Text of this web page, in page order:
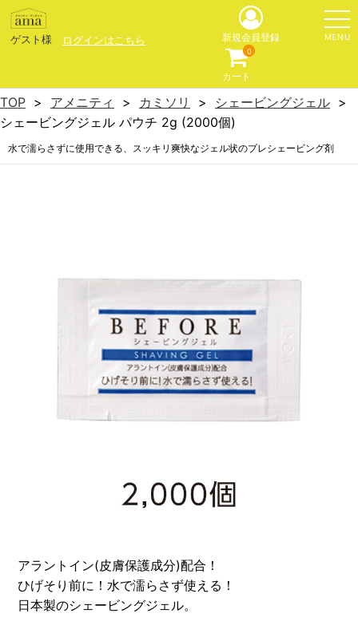
ゲスト様 ログインはこちら MENU
新規会員登録
カート
0
TOP アメニティ カミソリ
シェービングジェル
シェービングジェル パウチ 2g (2000個)
水で濡らさずに使用できる、スッキリ爽快なジェル状のプレシェービング剤
アラントイン(皮膚保護成分)配合！
ひげそり前に！水で濡らさず使える！
日本製のシェービングジェル。